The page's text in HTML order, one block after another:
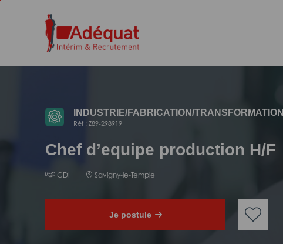
navigation
INDUSTRIE/FABRICATION/TRANSFORMATION
Réf : Z89-298919
Chef d’equipe production H/F
CDI Savigny-le-Temple
Je postule